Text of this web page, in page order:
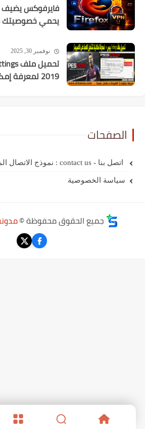
يحمي خصوصيتك
نوفمبر 30, 2025
2019 لمعرفة إمكانيات تشغيل اللعبة
الصفحات
اتصل بنا - contact us : نموذج الاتصال المخصص لمدونة عرباوي
سياسة الخصوصية
جميع الحقوق محفوظة ©مدونة